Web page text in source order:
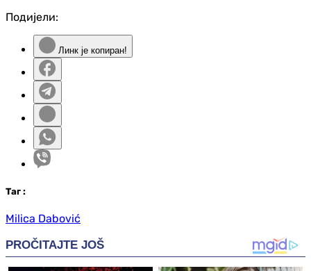
Подијели:
Линк је копиран!
Таг :
Milica Dabović